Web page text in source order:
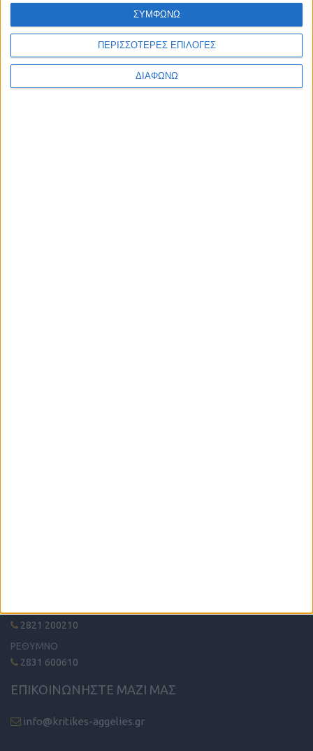
ΠΕΡΙΣΣΟΤΕΡΕΣ ΕΠΙΛΟΓΕΣ
ΔΙΑΦΩΝΩ
ΣΥΜΦΩΝΩ
2821 200210
ΡΕΘΥΜΝΟ
2831 600610
ΕΠΙΚΟΙΝΩΝΗΣΤΕ ΜΑΖΙ ΜΑΣ
info@kritikes-aggelies.gr